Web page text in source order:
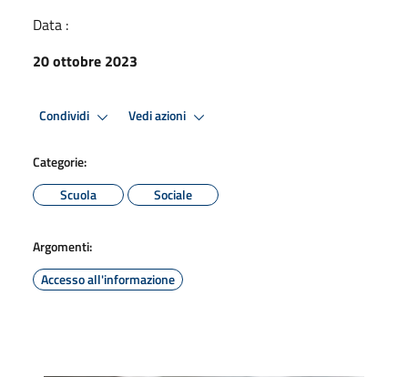
Data :
20 ottobre 2023
Condividi Vedi azioni
Categorie:
Scuola
Sociale
Argomenti:
Accesso all'informazione